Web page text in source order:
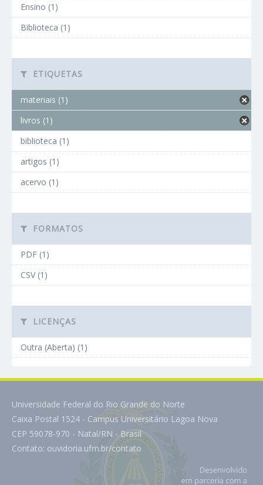
Ensino (1)
Biblioteca (1)
ETIQUETAS
materiais (1)
livros (1)
biblioteca (1)
artigos (1)
acervo (1)
FORMATOS
PDF (1)
CSV (1)
LICENÇAS
Outra (Aberta) (1)
Universidade Federal do Rio Grande do Norte
Caixa Postal 1524 - Campus Universitário Lagoa Nova
CEP 59078-970 - Natal/RN - Brasil
Contato: ouvidoria.ufrn.br/contato